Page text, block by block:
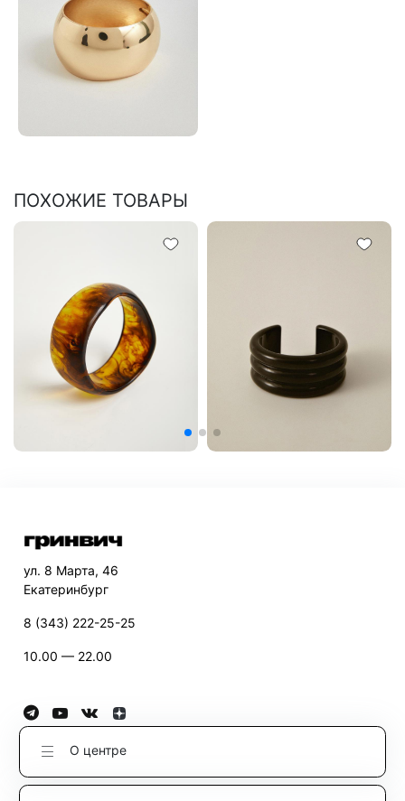
ПОХОЖИЕ ТОВАРЫ
ул. 8 Марта, 46
Екатеринбург
8 (343) 222-25-25
10.00 — 22.00
О центре